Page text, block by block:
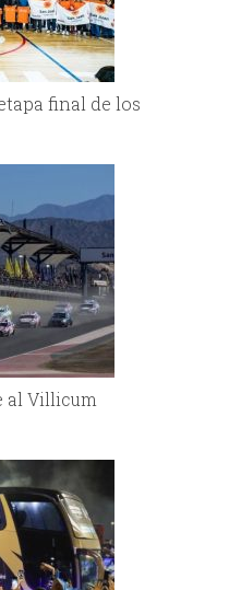
final de los
al Villicum